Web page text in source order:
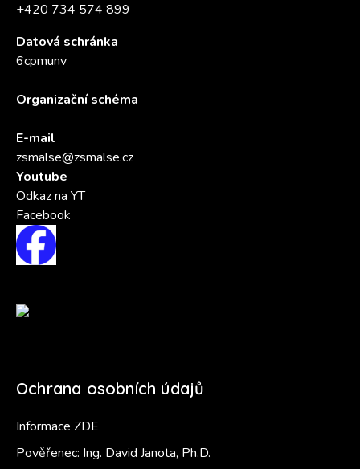
+420 734 574 899
Datová schránka
6cpmunv
Organizační schéma
E-mail
zsmalse@zsmalse.cz
Youtube
Odkaz na YT
Facebook
Ochrana osobních údajů
Informace ZDE
Pověřenec: Ing. David Janota, Ph.D.